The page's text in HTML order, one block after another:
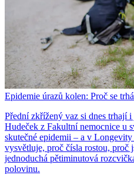
Epidemie úrazů kolen: Proč se
Přední zkřížený vaz si dnes trhají
Hudeček z Fakultní nemocnice u
skutečné epidemii – a v
vysvětluje, proč čísla rostou, proč
jednoduchá pětiminutová
polovinu.